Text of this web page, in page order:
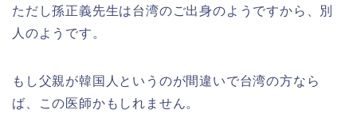
ただし孫正義先生は台湾のご出身のようですから、別
人のようです。
もし父親が韓国人というのが間違いで台湾の方なら
ば、この医師かもしれません。